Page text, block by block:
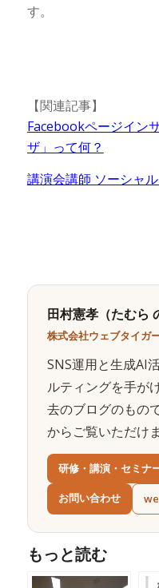
す。
【関連記事】
Facebookページイン
ザ」って何？
講演会講師 ソーシャ
田村憲孝（たむら
株式会社ウェブタイガ
SNS運用と生成AI
ルティングを手が
去のブログのもの
からご覧いただけま
研修・講演・セミナ
お問い合わせ
もっと読む